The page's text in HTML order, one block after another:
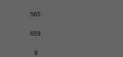
565
659
9